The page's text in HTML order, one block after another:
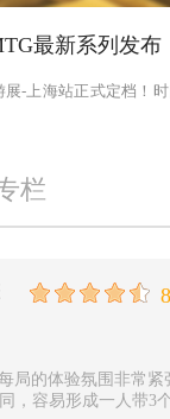
最新系列发布
-上海站正式定档！
栏
局的体验氛围非常
，容易形成一人带3